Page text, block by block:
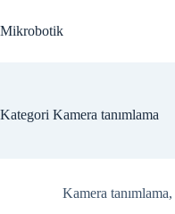
to
content
Mikrobotik
Kategori Kamera tanımlama
Kamera tanımlama,